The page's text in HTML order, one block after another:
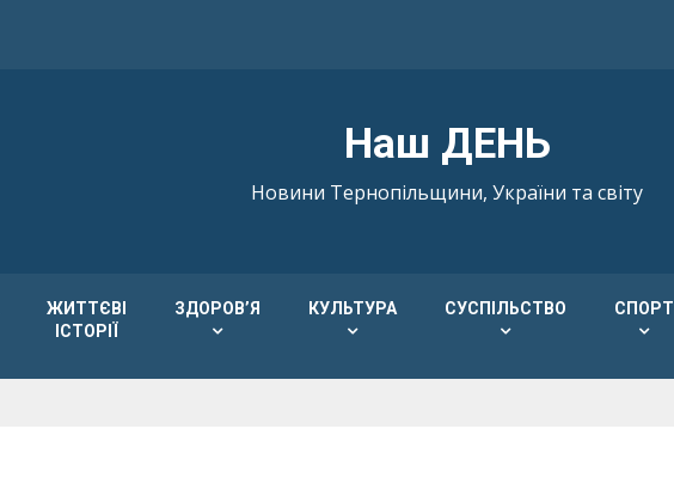
Наш ДЕНЬ
Новини Тернопільщини, України та світу
ЖИТТЄВІ
ІСТОРІЇ
ЗДОРОВ’Я КУЛЬТУРА СУСПІЛЬСТВО СПОРТ